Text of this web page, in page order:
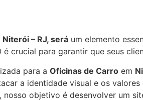
Niterói – RJ, será um elemento
crucial para garantir que seus
para a Oficinas de Carro em
a identidade visual e os
, nosso objetivo é desenvolver um